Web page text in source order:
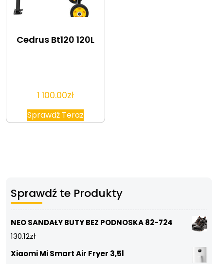
Cedrus Bt120 120L
1 100.00zł
Sprawdź Teraz
Sprawdź te Produkty
NEO SANDAŁY BUTY BEZ PODNOSKA 82-724
130.12zł
Xiaomi Mi Smart Air Fryer 3,5l